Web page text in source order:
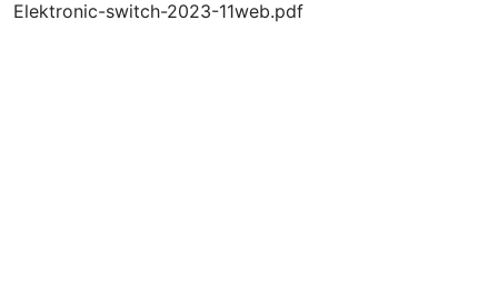
Elektronic-switch-2023-11web.pdf